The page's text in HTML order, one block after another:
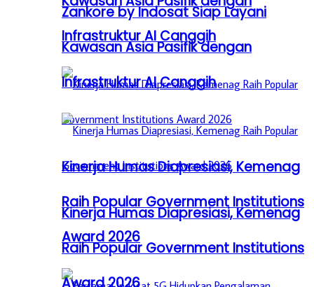
Infrastruktur AI Canggih
Kinerja Humas Diapresiasi, Kemenag
Raih Popular Government Institutions
Award 2026
Zankore by Indosat Siap Layani
Kawasan Asia Pasifik dengan
Infrastruktur AI Canggih
Kinerja Humas Diapresiasi, Kemenag
Raih Popular Government Institutions
Award 2026